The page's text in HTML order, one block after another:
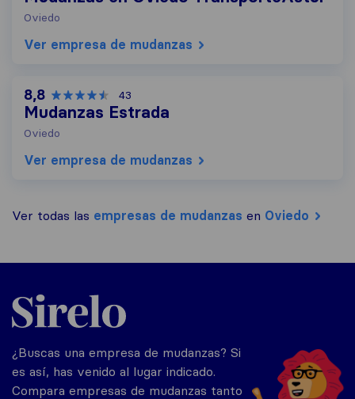
Oviedo
Ver empresa de mudanzas
8,8 43
Mudanzas Estrada
Oviedo
Ver empresa de mudanzas
Ver todas las empresas de mudanzas en Oviedo
Sirelo.es
¿Buscas una empresa de mudanzas? Si
es así, has venido al lugar indicado.
Compara empresas de mudanzas tanto